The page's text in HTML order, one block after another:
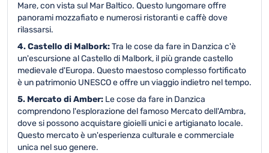
Mare, con vista sul Mar Baltico. Questo lungomare offre
panorami mozzafiato e numerosi ristoranti e caffè dove
rilassarsi.
4. Castello di Malbork:Tra le cose da fare in Danzica c'è
un'escursione al Castello di Malbork, il più grande castello
medievale d'Europa. Questo maestoso complesso fortificato
è un patrimonio UNESCO e offre un viaggio indietro nel tempo.
5. Mercato di Amber: Le cose da fare in Danzica
comprendono l'esplorazione del famoso Mercato dell'Ambra,
dove si possono acquistare gioielli unici e artigianato locale.
Questo mercato è un'esperienza culturale e commerciale
unica nel suo genere.